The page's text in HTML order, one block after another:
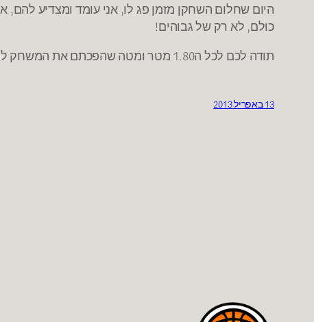
היום שחלום השחקן מזמן פג לו, אני עומד ומצדיע
כולם, לא רק של גבוהים!
תודה לכם לכל ה1.80 מטר ומטה שהפכתם את המשחק למרגש עוד יותר!
13 באפריל 2013